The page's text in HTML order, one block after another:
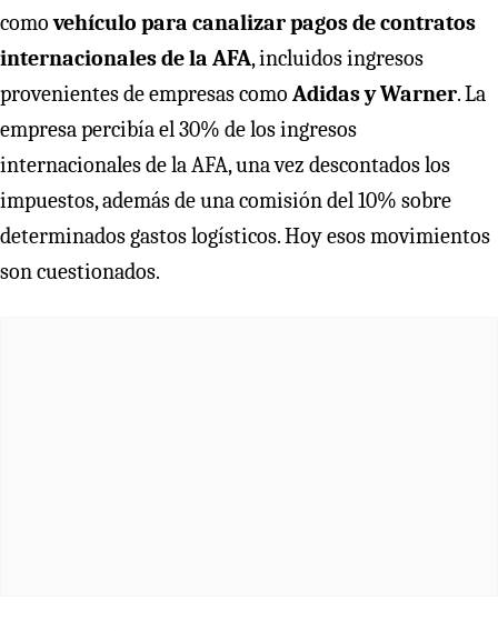
comovehículo para canalizar pagos de contratos
internacionales de la AFA, incluidos ingresos
provenientes de empresas como Adidas y Warner. La
empresa percibía el 30% de los ingresos
internacionales de la AFA, una vez descontados los
impuestos, además de una comisión del 10% sobre
determinados gastos logísticos. Hoy esos movimientos
son cuestionados.